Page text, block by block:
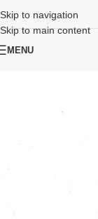
Skip to navigation
Skip to main content
MENU